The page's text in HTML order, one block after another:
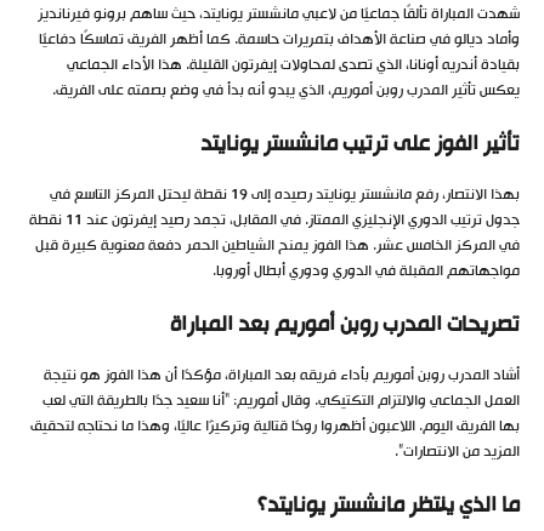
شهدت المباراة تألقًا جماعيًا من لاعبي مانشستر يونايتد، حيث ساهم برونو فيرنانديز
وأماد ديالو في صناعة الأهداف بتمريرات حاسمة. كما أظهر الفريق تماسكًا دفاعيًا
بقيادة أندريه أونانا، الذي تصدى لمحاولات إيفرتون القليلة. هذا الأداء الجماعي
يعكس تأثير المدرب روبن أموريم، الذي يبدو أنه بدأ في وضع بصمته على الفريق.
تأثير الفوز على ترتيب مانشستر يونايتد
بهذا الانتصار، رفع مانشستر يونايتد رصيده إلى 19 نقطة ليحتل المركز التاسع في
جدول ترتيب الدوري الإنجليزي الممتاز. في المقابل، تجمد رصيد إيفرتون عند 11 نقطة
في المركز الخامس عشر. هذا الفوز يمنح الشياطين الحمر دفعة معنوية كبيرة قبل
مواجهاتهم المقبلة في الدوري ودوري أبطال أوروبا.
تصريحات المدرب روبن أموريم بعد المباراة
أشاد المدرب روبن أموريم بأداء فريقه بعد المباراة، مؤكدًا أن هذا الفوز هو نتيجة
العمل الجماعي والالتزام التكتيكي. وقال أموريم: “أنا سعيد جدًا بالطريقة التي لعب
بها الفريق اليوم. اللاعبون أظهروا روحًا قتالية وتركيزًا عاليًا، وهذا ما نحتاجه لتحقيق
المزيد من الانتصارات”.
ما الذي ينتظر مانشستر يونايتد؟